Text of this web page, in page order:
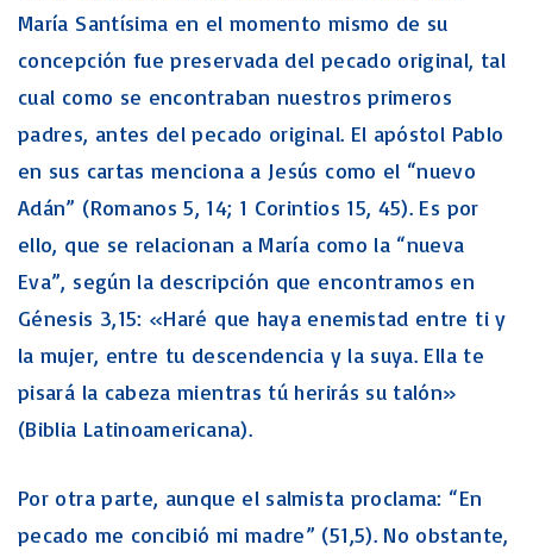
María Santísima en el momento mismo de su
concepción fue preservada del pecado original, tal
cual como se encontraban nuestros primeros
padres, antes del pecado original. El apóstol Pablo
en sus cartas menciona a Jesús como el “nuevo
Adán” (Romanos 5, 14; 1 Corintios 15, 45). Es por
ello, que se relacionan a María como la “nueva
Eva”, según la descripción que encontramos en
Génesis 3,15: «Haré que haya enemistad entre ti y
la mujer, entre tu descendencia y la suya. Ella te
pisará la cabeza mientras tú herirás su talón»
(Biblia Latinoamericana).
Por otra parte, aunque el salmista proclama: “En
pecado me concibió mi madre” (51,5). No obstante,